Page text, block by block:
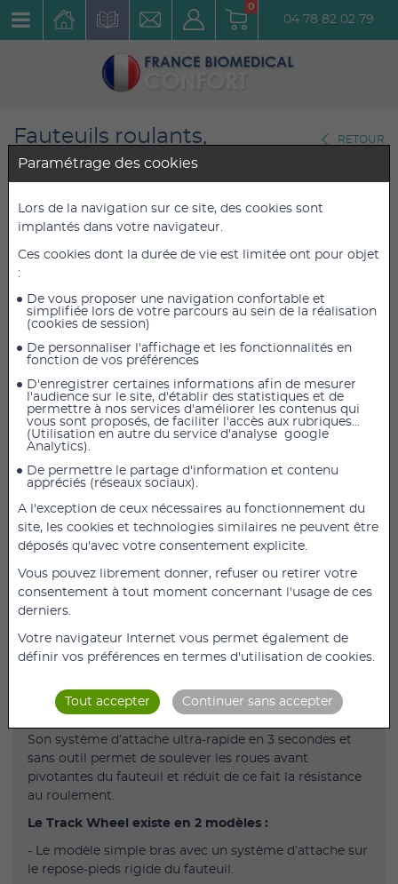
0
04 78 82 02 79
Fauteuils roulants,
Scooters,Tricycles
Accessoires et Options
RETOUR
Track wheel bras double
Réf. : 875036
756,44 €TTC
717,00 €HT
756,44 €
AJOUTER AU PANIER
Track wheel bras double
Transformez votre fauteuil roulant en tricycle avec
une agilité surprenante !
Vivez une nouvelle expérience de vitesse et de
liberté
Simple bras
La roue avant d’extérieur Track Wheel est le
compagnon idéal de vos escapades en ville, en forêt ou
ultra-légère, facile à attacher et confortable.
pneumatique 12’’ et d’une fourche anti-flottement en
carbone.
Son système d’attache ultra-rapide en 3 secondes et
sans outil permet de soulever les roues avant
pivotantes du fauteuil et réduit de ce fait la résistance
au roulement.
Le Track Wheel existe en 2 modèles :
- Le modèle simple bras avec un système d’attache sur
le repose-pieds rigide du fauteuil.
Paramétrage des cookies
Lors de la navigation sur ce site, des cookies sont
implantés dans votre navigateur.
Ces cookies dont la durée de vie est limitée ont pour objet
:
De vous proposer une navigation confortable et
simplifiée lors de votre parcours au sein de la réalisation
(cookies de session)
De personnaliser l'affichage et les fonctionnalités en
fonction de vos préférences
D'enregistrer certaines informations afin de mesurer
l'audience sur le site, d'établir des statistiques et de
permettre à nos services d'améliorer les contenus qui
vous sont proposés, de faciliter l'accès aux rubriques...
(Utilisation en autre du service d'analyse google
Analytics).
De permettre le partage d'information et contenu
appréciés (réseaux sociaux).
A l'exception de ceux nécessaires au fonctionnement du
site, les cookies et technologies similaires ne peuvent être
déposés qu'avec votre consentement explicite.
Vous pouvez librement donner, refuser ou retirer votre
consentement à tout moment concernant l'usage de ces
derniers.
Votre navigateur Internet vous permet également de
définir vos préférences en termes d'utilisation de cookies.
Tout accepter Continuer sans accepter